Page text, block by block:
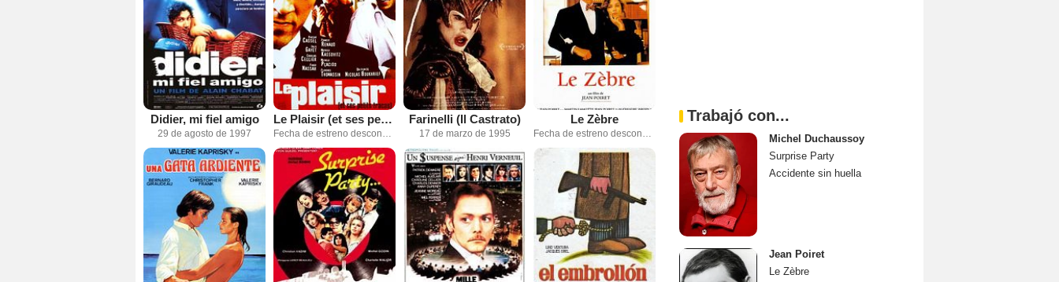
Didier, mi fiel amigo
29 de agosto de 1997
Le Plaisir (et ses petits tracas) Farinelli (Il Castrato)
17 de marzo de 1995
Le Zèbre Trabajó con...
Michel Duchaussoy
Surprise Party
Accidente sin huella
Jean Poiret
Le Zèbre